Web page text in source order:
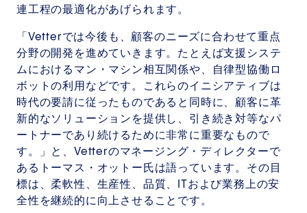
連工程の最適化があげられます。
「Vetterでは今後も、顧客のニーズに合わせて重点
分野の開発を進めていきます。たとえば支援システ
ムにおけるマン・マシン相互関係や、自律型協働ロ
ボットの利用などです。これらのイニシアティブは
時代の要請に従ったものであると同時に、顧客に革
新的なソリューションを提供し、引き続き対等なパ
ートナーであり続けるために非常に重要なもので
す。」と、Vetterのマネージング・ディレクターで
あるトーマス・オットー氏は語っています。その目
標は、柔軟性、生産性、品質、ITおよび業務上の安
全性を継続的に向上させることです。